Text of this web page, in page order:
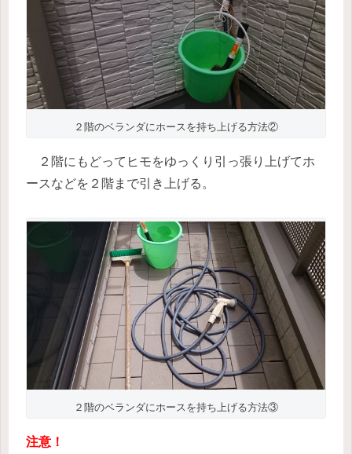
２階のベランダにホースを持ち上げる方法②
２階にもどってヒモをゆっくり引っ張り上げてホ
ースなどを２階まで引き上げる。
２階のベランダにホースを持ち上げる方法③
注意！